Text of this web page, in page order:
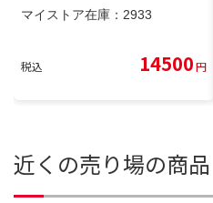
マイストア在庫： 2933
税込 14500円
近くの売り場の商品